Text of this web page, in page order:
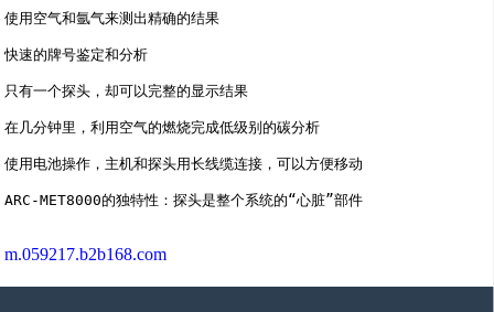
使用空气和氩气来测出精确的结果
快速的牌号鉴定和分析
只有一个探头，却可以完整的显示结果
在几分钟里，利用空气的燃烧完成低级别的碳分析
使用电池操作，主机和探头用长线缆连接，可以方便移动
m.059217.b2b168.com